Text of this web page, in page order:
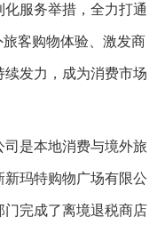
服务举措，全力打通
客购物体验、激发商
发力，成为消费市场
是本地消费与境外旅
玛特购物广场有限公
完成了离境退税商店